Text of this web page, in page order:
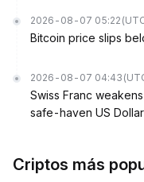
2026-08-07 05:22
Bitcoin price slips
2026-08-07 04:43
Swiss Franc
safe-haven US Dollar
Criptos más